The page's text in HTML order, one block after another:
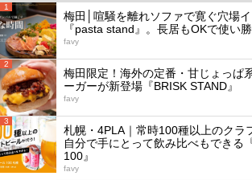
1
梅田│喧騒を離れソファで寛ぐ穴場
『pasta stand』。長居もOKで使い
favy
2
梅田限定！海外の定番・甘じょっぱ
ーガーが新登場『BRISK STAND』
favy
3
札幌・4PLA｜常時100種以上のクラ
自分で手にとって飲み比べもできる
100』
favy